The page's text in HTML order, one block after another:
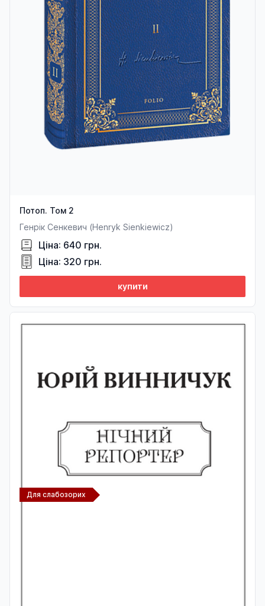
Потоп. Том 2
Генрік Сенкевич (Henryk Sienkiewicz)
Ціна: 640 грн.
Ціна: 320 грн.
купити
Для слабозорих